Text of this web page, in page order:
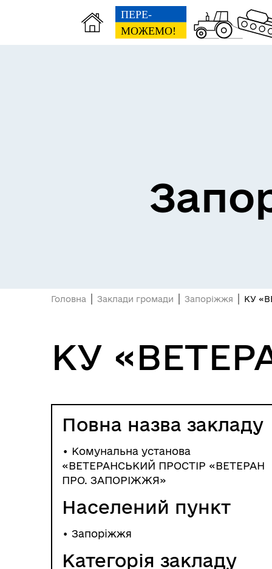
Головна Заклади громади Запоріжжя КУ
КУ
Повна назва закладу
• Комунальна установа
«ВЕТЕРАНСЬКИЙ ПРОСТІР «ВЕТЕРАН
ПРО. ЗАПОРІЖЖЯ»
Населений пункт
• Запоріжжя
Категорія закладу